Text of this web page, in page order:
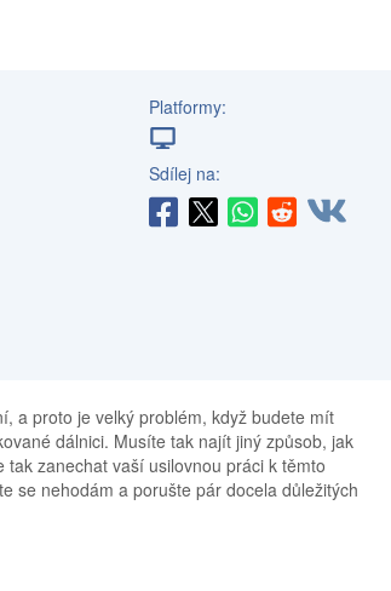
Platformy:
Sdílej na:
a proto je velký problém, když budete mít
dálnici. Musíte tak najít jiný způsob, jak
zanechat vaší usilovnou práci k těmto
se nehodám a porušte pár docela důležitých